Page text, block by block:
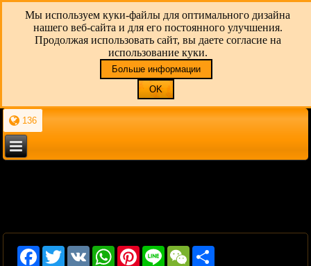
Мы используем куки-файлы для оптимального дизайна
нашего веб-сайта и для его постоянного улучшения.
Продолжая использовать сайт, вы даете согласие на
использование куки.
Больше информации
OK
136
FacebookTwitterVK WhatsAppPinterest
Line WeChat